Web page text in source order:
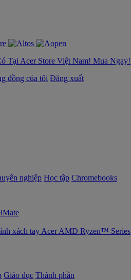
Tại Acer Store Việt Nam! Mua Ngay!
đồng của tôi Đăng xuất
nghiệp Học tập Chromebooks
xách tay Acer AMD Ryzen™ Series
Giáo dục Thành phần